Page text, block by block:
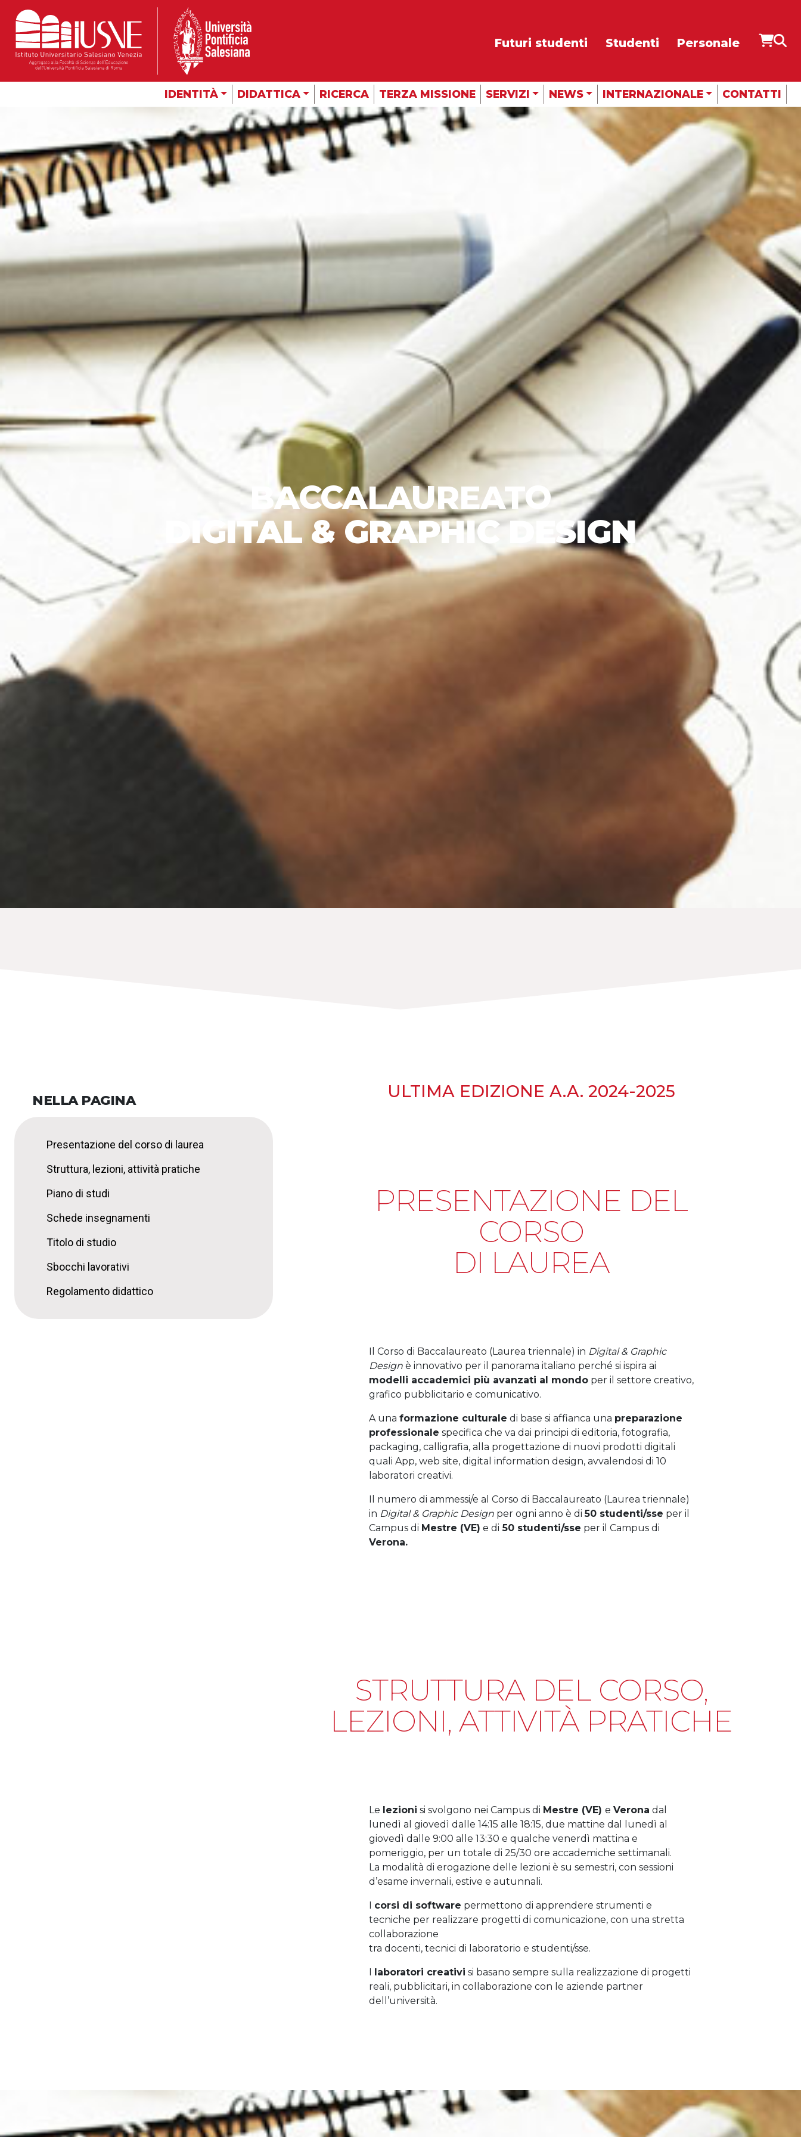
Futuri studenti Studenti Personale
IDENTITÀ DIDATTICA RICERCA TERZA MISSIONE SERVIZI NEWS INTERNAZIONALE CONTATTI
BACCALAUREATO
DIGITAL & GRAPHIC DESIGN
NELLA PAGINA
Presentazione del corso di laurea
Struttura, lezioni, attività pratiche
Piano di studi
Schede insegnamenti
Titolo di studio
Sbocchi lavorativi
Regolamento didattico
ULTIMA EDIZIONE A.A. 2024-2025
PRESENTAZIONE DEL
CORSO
DI LAUREA
Il Corso di Baccalaureato (Laurea triennale) in Digital & Graphic
Design è innovativo per il panorama italiano perché si ispira ai
modelli accademici più avanzati al mondo per il settore creativo,
grafico pubblicitario e comunicativo.
A unaformazione culturale di base si affianca una preparazione
professionale specifica che va dai principi di editoria, fotografia,
packaging, calligrafia, alla progettazione di nuovi prodotti digitali
quali App, web site, digital information design, avvalendosi di 10
laboratori creativi.
Il numero di ammessi/e al Corso di Baccalaureato (Laurea triennale)
in Digital & Graphic Design per ogni anno è di50 studenti/sse per il
Campus di Mestre (VE) e di 50 studenti/sse per il Campus di
Verona.
STRUTTURA DEL CORSO,
LEZIONI, ATTIVITÀ PRATICHE
Le lezioni si svolgono nei Campus di Mestre (VE)eVerona dal
lunedì al giovedì dalle 14:15 alle 18:15, due mattine dal lunedì al
giovedì dalle 9:00 alle 13:30 e qualche venerdì mattina e
pomeriggio, per un totale di 25/30 ore accademiche settimanali.
La modalità di erogazione delle lezioni è su semestri, con sessioni
d’esame invernali, estive e autunnali.
I corsi di software permettono di apprendere strumenti e
tecniche per realizzare progetti di comunicazione, con una stretta
collaborazione
tra docenti, tecnici di laboratorio e studenti/sse.
I laboratori creativi si basano sempre sulla realizzazione di progetti
reali, pubblicitari, in collaborazione con le aziende partner
dell’università.